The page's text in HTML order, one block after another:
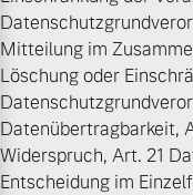
Mitteilung im
Löschung oder
Datenübertragbarkeit,
Widerspruch, Art. 21
Entscheidung im